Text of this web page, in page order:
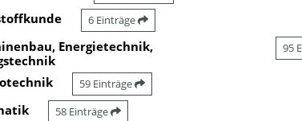
6 Einträge
Energietechnik,
95
59 Einträge
58 Einträge